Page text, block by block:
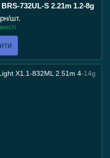
732UL-S 2.21m 1.2-8g
шт.